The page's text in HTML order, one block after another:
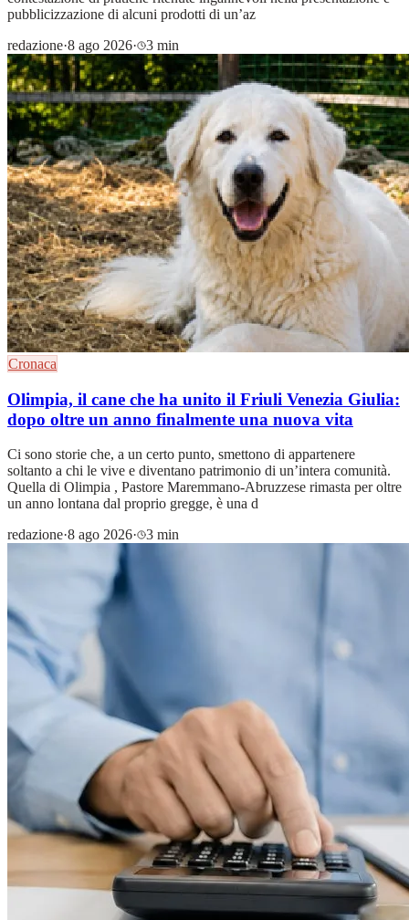
pubblicizzazione di alcuni prodotti di un’az
redazione·8 ago 2026· 3 min
Cronaca
Olimpia, il cane che ha unito il Friuli Venezia Giulia:
dopo oltre un anno finalmente una nuova vita
Ci sono storie che, a un certo punto, smettono di appartenere
soltanto a chi le vive e diventano patrimonio di un’intera comunità.
Quella di Olimpia , Pastore Maremmano-Abruzzese rimasta per oltre
un anno lontana dal proprio gregge, è una d
redazione·8 ago 2026· 3 min